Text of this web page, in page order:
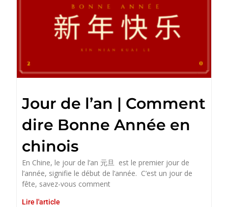
Jour de l’an | Comment
dire Bonne Année en
chinois
En Chine, le jour de l’an 元旦 est le premier jour de
l’année, signifie le début de l’année. C’est un jour de
fête, savez-vous comment
Lire l'article